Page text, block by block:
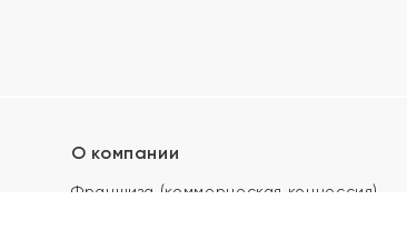
О компании
Франшиза (коммерческая концессия)